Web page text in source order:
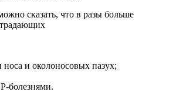
сказать, что в разы больше
носа и околоносовых пазух;
болезнями.